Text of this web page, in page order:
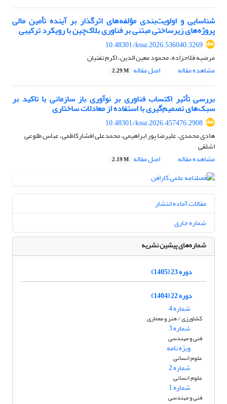
شناسایی و اولویت‌بندی مؤلفه‌های اثرگذار بر آینده تأمین مالی
پروژه‌های زیرساختی مبتنی بر فناوری بلاک‌چین با رویکرد ترکیبی
10.48301/kssa.2026.536040.3269
مرضیه فلاحزاده، محمود معین الدین، اکرم تفتیان
مشاهده مقاله
اصل مقاله 2.29 M
بررسی تأثیر اکتساب فناوری بر نوآوری باز سازمانی با تاکید بر
سبک‌های تصمیم‌گیری با استفاده از معادلات ساختاری
10.48301/kssa.2026.457476.2908
هادی محمدی، علیرضا پور ابراهیمی، محمدعلی افشارکاظمی، عباس طلوعی
اشلقی
مشاهده مقاله
اصل مقاله 2.19 M
مقالات آماده انتشار
شماره جاری
شماره‌های پیشین نشریه
دوره 23 (1405)
دوره 22 (1404)
شماره 4
کشاورزی / هنر و معماری
شماره 3
فنی و مهندسی
ویژه نامه
علوم انسانی
شماره 2
علوم انسانی
شماره 1
فنی و مهندسی